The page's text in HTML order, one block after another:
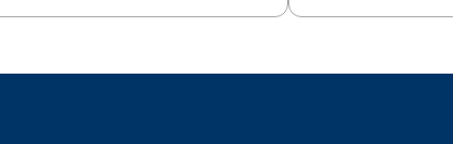
белые, система